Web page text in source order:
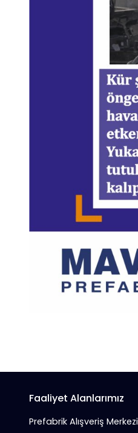
Faaliyet Alanlarımız
Prefabrik Alışveriş Merkezi